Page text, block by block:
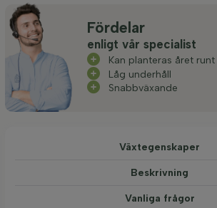
Fördelar
enligt vår specialist
Kan planteras året runt
Låg underhåll
Snabbväxande
Växtegenskaper
Beskrivning
Vanliga frågor